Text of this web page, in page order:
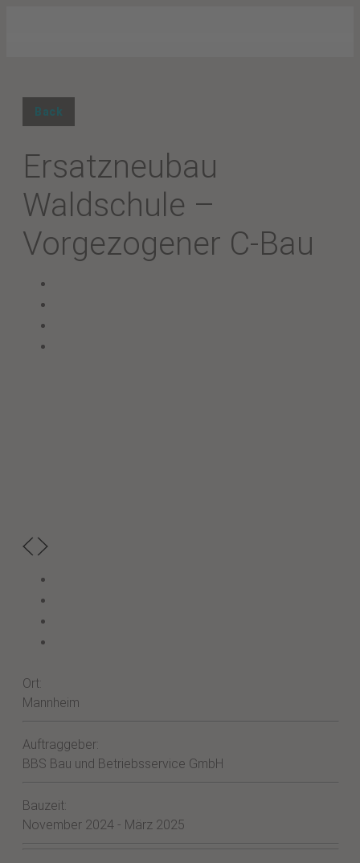
Back
Ersatzneubau
Waldschule –
Vorgezogener C-Bau
Ort:
Mannheim
Auftraggeber:
BBS Bau und Betriebsservice GmbH
Bauzeit:
November 2024 - März 2025